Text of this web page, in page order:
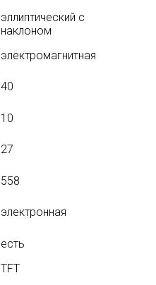
эллиптический с
наклоном
электромагнитная
40
10
27
558
электронная
есть
TFT